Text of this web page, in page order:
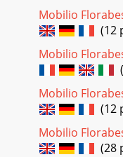
Mobilio
(12
Mobilio
Mobilio
(12
Mobilio
(28